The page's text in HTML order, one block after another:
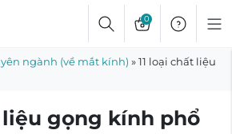
0
ngành (về mắt kính) »11 loại chất liệu
liệu gọng kính phổ